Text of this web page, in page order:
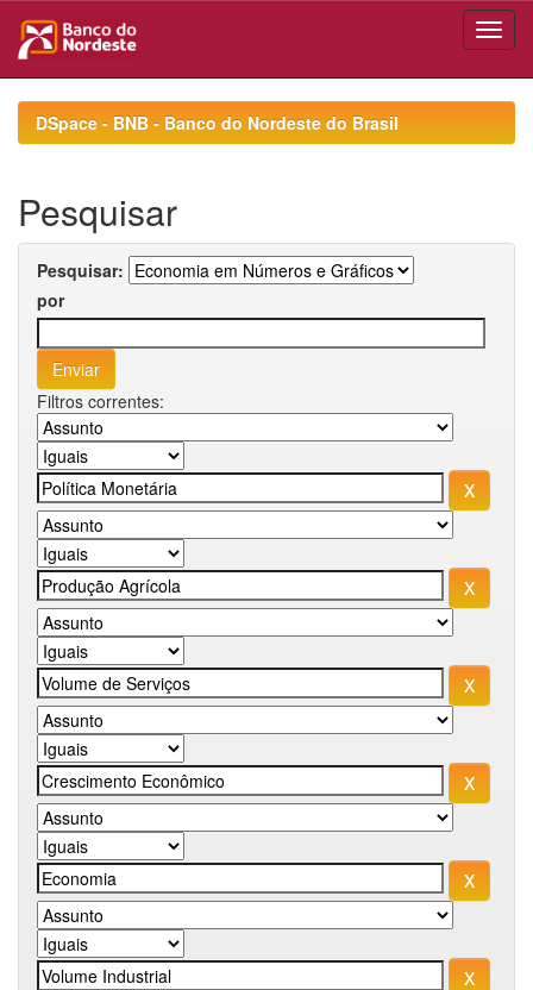
navigationDSpace - BNB - Banco do Nordeste do Brasil
Pesquisar
Pesquisar:
por
Filtros correntes: